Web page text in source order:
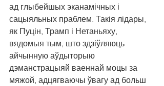
ад глыбейшых эканамічных і
сацыяльных праблем. Такія лідары,
як Пуцін, Трамп і Нетаньяху,
вядомыя тым, што здзіўляюць
айчынную аўдыторыю
дэманстрацыяй ваеннай моцы за
мяжой, адцягваючы ўвагу ад больш